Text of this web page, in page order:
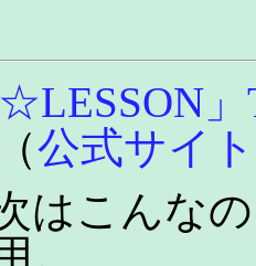
（公式サイト
はこんな
。